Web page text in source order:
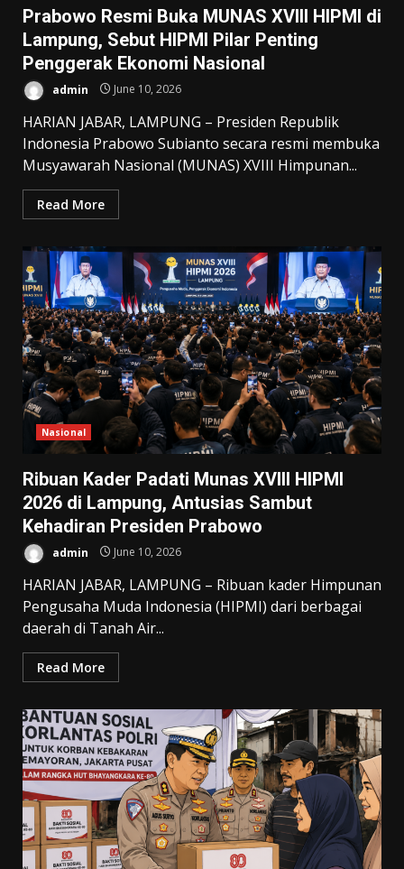
Prabowo Resmi Buka MUNAS XVIII HIPMI di
Lampung, Sebut HIPMI Pilar Penting
Penggerak Ekonomi Nasional
admin June 10, 2026
HARIAN JABAR, LAMPUNG – Presiden Republik
Indonesia Prabowo Subianto secara resmi membuka
Musyawarah Nasional (MUNAS) XVIII Himpunan...
Read More
Nasional
Ribuan Kader Padati Munas XVIII HIPMI
2026 di Lampung, Antusias Sambut
Kehadiran Presiden Prabowo
admin June 10, 2026
HARIAN JABAR, LAMPUNG – Ribuan kader Himpunan
Pengusaha Muda Indonesia (HIPMI) dari berbagai
daerah di Tanah Air...
Read More